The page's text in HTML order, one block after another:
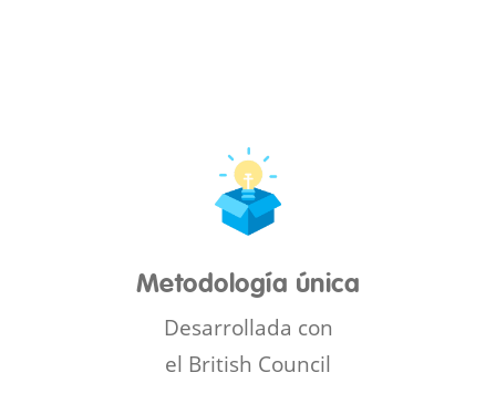
Metodología única
Desarrollada con
el British Council